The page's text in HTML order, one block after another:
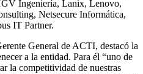
Ingeniería, Lanix, Lenovo,
Netsecure Informática,
IT Partner.
General de ACTI, destacó la
a la entidad. Para él “uno de
la competitividad de nuestras